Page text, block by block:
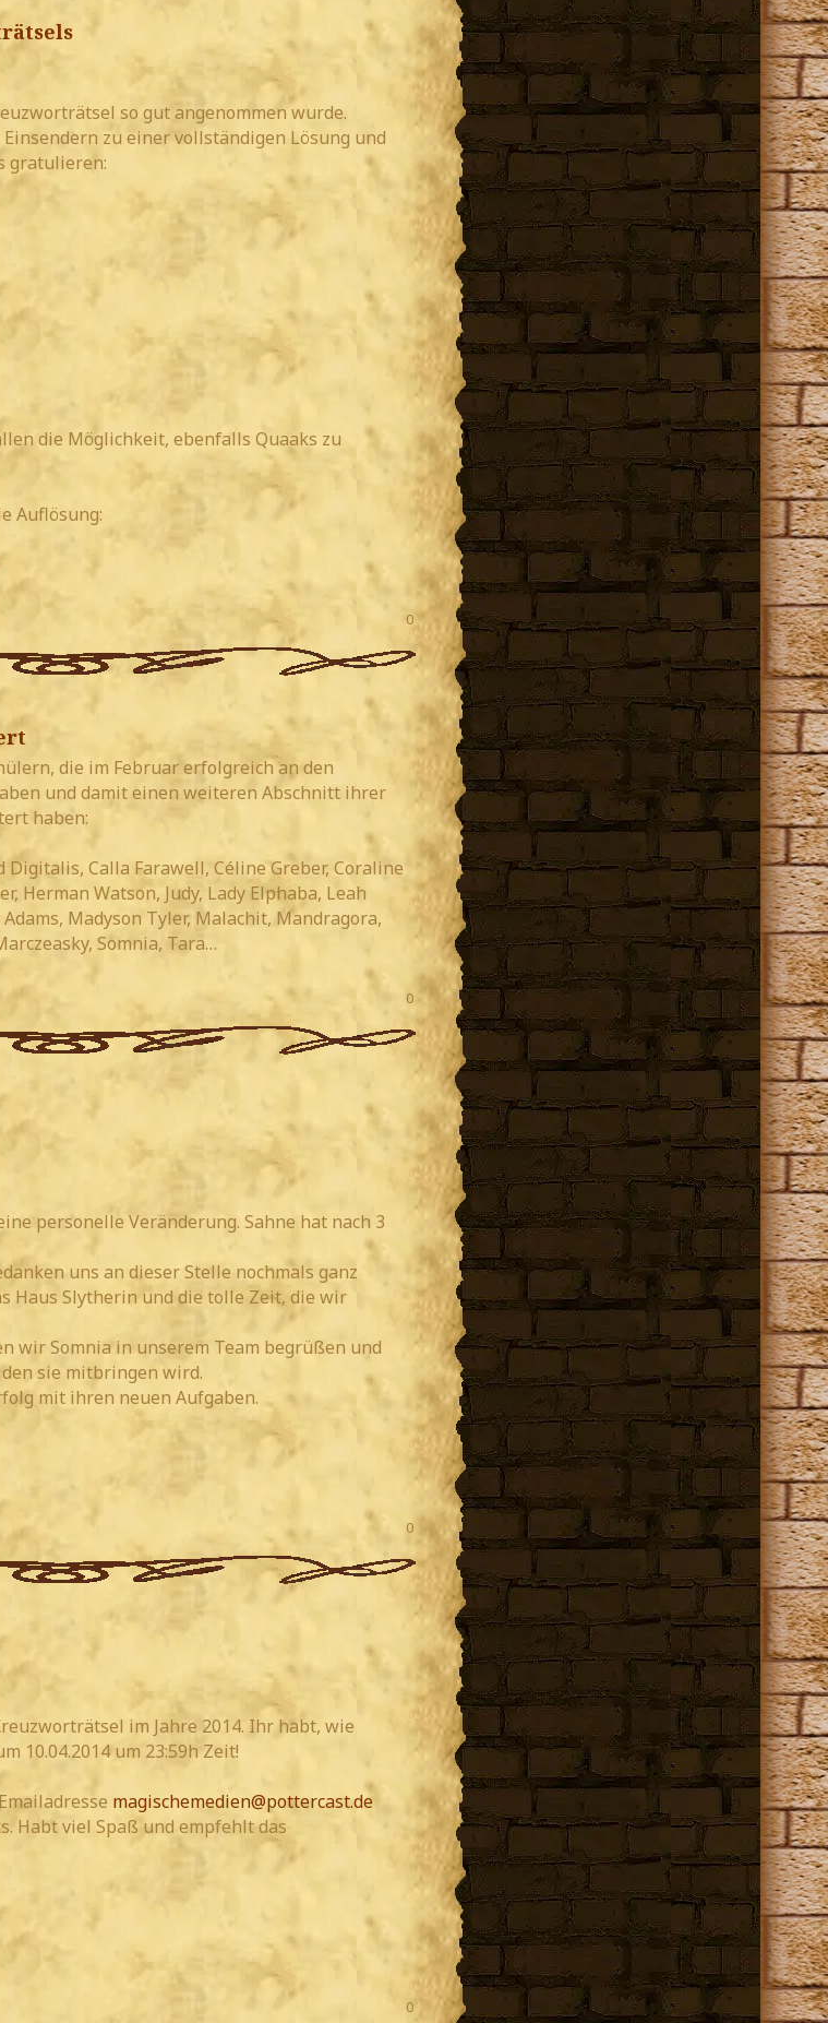
so gut angenommen wurde.
zu einer vollständigen Lösung und
gratulieren:
die Möglichkeit, ebenfalls Quaaks zu
Auflösung:
0
die im Februar erfolgreich an den
und damit einen weiteren Abschnitt ihrer
haben:
Calla Farawell, Céline Greber, Coraline
Herman Watson, Judy, Lady Elphaba, Leah
Madyson Tyler, Malachit, Mandragora,
Somnia, Tara…
0
personelle Veränderung. Sahne hat nach 3
uns an dieser Stelle nochmals ganz
Haus Slytherin und die tolle Zeit, die wir
wir Somnia in unserem Team begrüßen und
sie mitbringen wird.
mit ihren neuen Aufgaben.
0
im Jahre 2014. Ihr habt, wie
10.04.2014 um 23:59h Zeit!
magischemedien@pottercast.de
Habt viel Spaß und empfehlt das
0